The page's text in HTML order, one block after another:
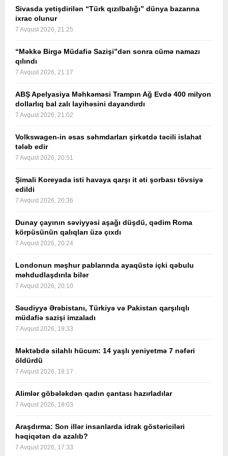
Sivasda yetişdirilən “Türk qızılbalığı” dünya bazarına
ixrac olunur
7 Avqust 2026, 21:25
“Məkkə Birgə Müdafiə Sazişi”dən sonra cümə namazı
qılındı
7 Avqust 2026, 21:17
ABŞ Apelyasiya Məhkəməsi Trampın Ağ Evdə 400 milyon
dollarlıq bal zalı layihəsini dayandırdı
7 Avqust 2026, 21:02
Volkswagen-in əsas səhmdarları şirkətdə təcili islahat
tələb edir
7 Avqust 2026, 20:51
Şimali Koreyada isti havaya qarşı it əti şorbası tövsiyə
edildi
7 Avqust 2026, 20:36
Dunay çayının səviyyəsi aşağı düşdü, qədim Roma
körpüsünün qalıqları üzə çıxdı
7 Avqust 2026, 20:24
Londonun məşhur pablarında ayaqüstə içki qəbulu
məhdudlaşdırıla bilər
7 Avqust 2026, 20:10
Səudiyyə Ərəbistanı, Türkiyə və Pakistan qarşılıqlı
müdafiə sazişi imzaladı
7 Avqust 2026, 19:33
Məktəbdə silahlı hücum: 14 yaşlı yeniyetmə 7 nəfəri
öldürdü
7 Avqust 2026, 18:17
Alimlər göbələkdən qadın çantası hazırladılar
7 Avqust 2026, 18:03
Araşdırma: Son illər insanlarda idrak göstəriciləri
həqiqətən də azalıb?
7 Avqust 2026, 17:33